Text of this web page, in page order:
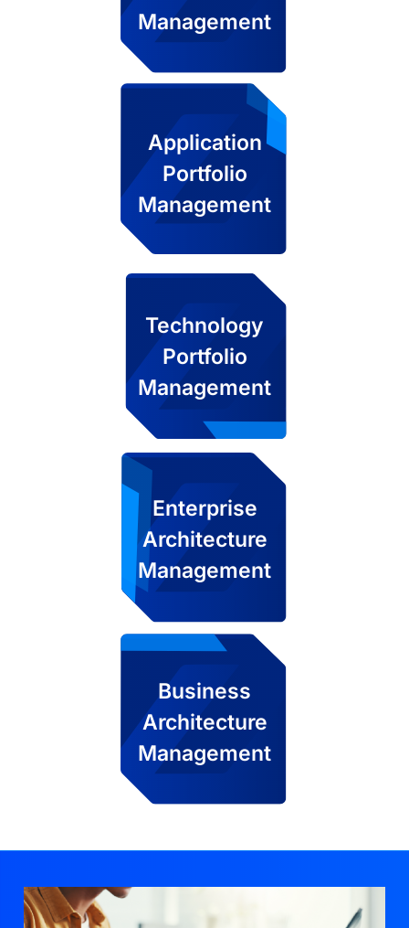
Management
Application
Portfolio
Management
Technology
Portfolio
Management
Enterprise
Architecture
Management
Business
Architecture
Management